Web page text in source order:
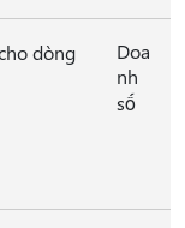
dòng
Doa
nh
số